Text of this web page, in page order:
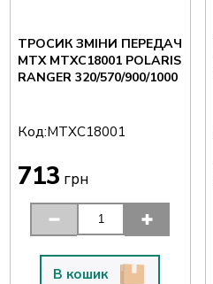
ТРОСИК ЗМІНИ ПЕРЕДАЧ
MTX MTXC18001 POLARIS
RANGER 320/570/900/1000
Код:MTXC18001
713 грн
В кошик